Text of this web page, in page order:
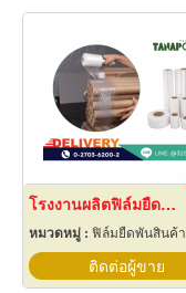
โรงงานผลิตฟิล์มยืดพันพาเลท
หมวดหมู่ : ฟิล์มยืดพันสินค้า
ติดต่อผู้ขาย